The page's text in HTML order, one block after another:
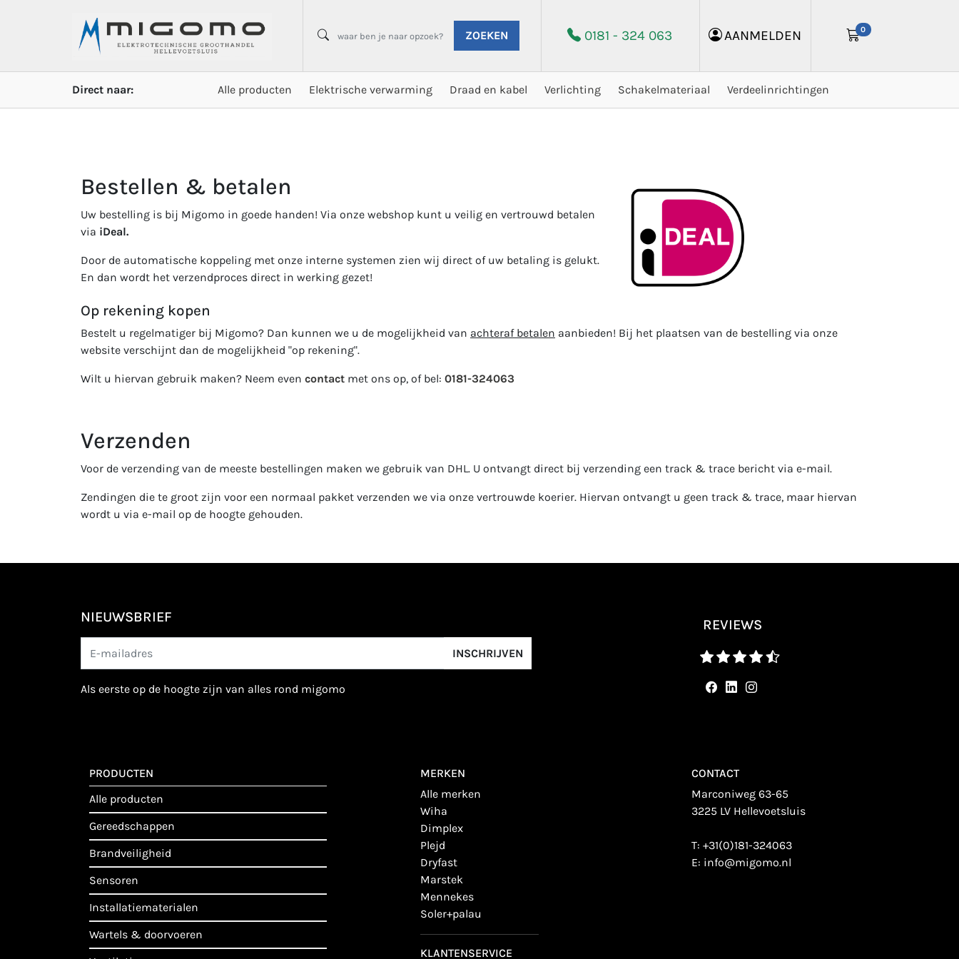
ZOEKEN 0181 - 324 063 AANMELDEN 0
Direct naar: Alle producten Elektrische verwarming Draad en kabel Verlichting Schakelmateriaal Verdeelinrichtingen
Bestellen & betalen
Uw bestelling is bij Migomo in goede handen! Via onze webshop kunt u veilig en vertrouwd betalen
via iDeal.
Door de automatische koppeling met onze interne systemen zien wij direct of uw betaling is gelukt.
En dan wordt het verzendproces direct in werking gezet!
Op rekening kopen
Bestelt u regelmatiger bij Migomo? Dan kunnen we u de mogelijkheid van achteraf betalen aanbieden! Bij het plaatsen van de bestelling via onze
website verschijnt dan de mogelijkheid "op rekening".
Wilt u hiervan gebruik maken? Neem even contact met ons op, of bel: 0181-324063
Verzenden
Voor de verzending van de meeste bestellingen maken we gebruik van DHL. U ontvangt direct bij verzending een track & trace bericht via e-mail.
Zendingen die te groot zijn voor een normaal pakket verzenden we via onze vertrouwde koerier. Hiervan ontvangt u geen track & trace, maar hiervan
wordt u via e-mail op de hoogte gehouden.
NIEUWSBRIEF
INSCHRIJVEN
als eerste op de hoogte zijn van alles rond migomo
REVIEWS
PRODUCTEN
alle producten
gereedschappen
brandveiligheid
sensoren
installatiematerialen
wartels & doorvoeren
MERKEN
alle merken
wiha
dimplex
plejd
dryfast
marstek
mennekes
soler+palau
KLANTENSERVICE
CONTACT
Marconiweg 63-65
3225 LV Hellevoetsluis
T:+31(0)181-324063
E: info@migomo.nl